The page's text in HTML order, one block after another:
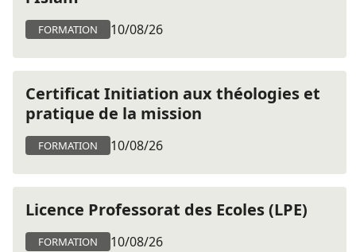
FORMATION 10/08/26
Certificat Initiation aux théologies et
pratique de la mission
FORMATION 10/08/26
Licence Professorat des Ecoles (LPE)
FORMATION 10/08/26